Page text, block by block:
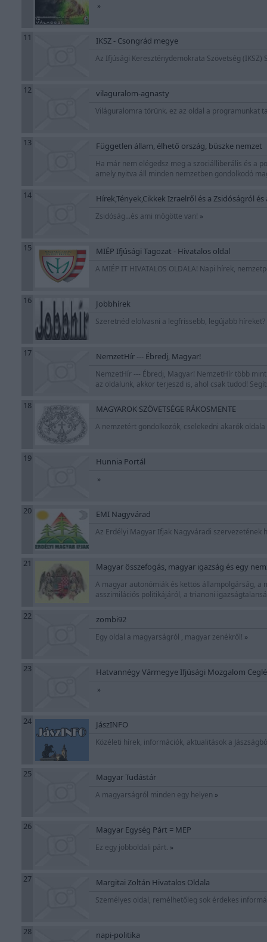
»
11 IKSZ - Csongrád megye
Az Ifjúsági Kereszténydemokrata Szövetség
12 vilaguralom-agnasty
Világuralomra törünk. ez az oldal a programunkat
13 Független állam, élhető ország, büszke nemzet
Ha már nem elégedsz meg a szociálliberális és a
amely nyitva áll minden nemzetben gondolkodó
14 Hírek,Tények,Cikkek Izraelről és a Zsidóságról
Zsidóság...és ami mögötte van! »
15 MIÉP Ifjúsági Tagozat - Hivatalos oldal
A MIÉP IT HIVATALOS OLDALA! Napi hírek,
16 Jobbhírek
Szeretnéd elolvasni a legfrissebb, legújabb
17 NemzetHír --- Ébredj, Magyar!
NemzetHír --- Ébredj, Magyar! NemzetHír több
az oldalunk, akkor terjeszd is, ahol csak tudod!
18 MAGYAROK SZÖVETSÉGE RÁKOSMENTE
A nemzetért gondolkozók, cselekedni akarók oldala
19 Hunnia Portál
»
20 EMI Nagyvárad
Az Erdélyi Magyar Ifjak Nagyváradi szervezetének
21 Magyar összefogás, magyar igazság és egy
A magyar autonómiák és kettös állampolgárság,
asszimilációs politikájáról, a trianoni
22 zombi92
Egy oldal a magyarságról , magyar zenékről! »
23 Hatvannégy Vármegye Ifjúsági Mozgalom
»
24 JászINFO
Közéleti hírek, információk, aktualitások a
25 Magyar Tudástár
A magyarságról minden egy helyen »
26 Magyar Egység Párt = MEP
Ez egy jobboldali párt. »
27 Margitai Zoltán Hivatalos Oldala
Személyes oldal, remélhetőleg sok érdekes
28 napi-politika